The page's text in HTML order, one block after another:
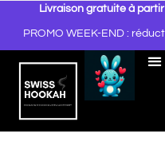
Livraison gratuite à
PROMO WEEK-END :